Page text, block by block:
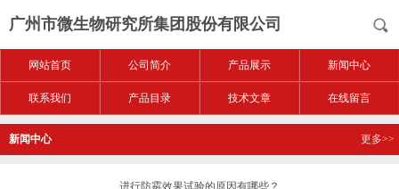
广州市微生物研究所集团股份有限公司
网站首页 公司简介 产品展示 新闻中心
联系我们 产品目录 技术文章 在线留言
新闻中心 更多>>
进行防霉效果试验的原因有哪些？